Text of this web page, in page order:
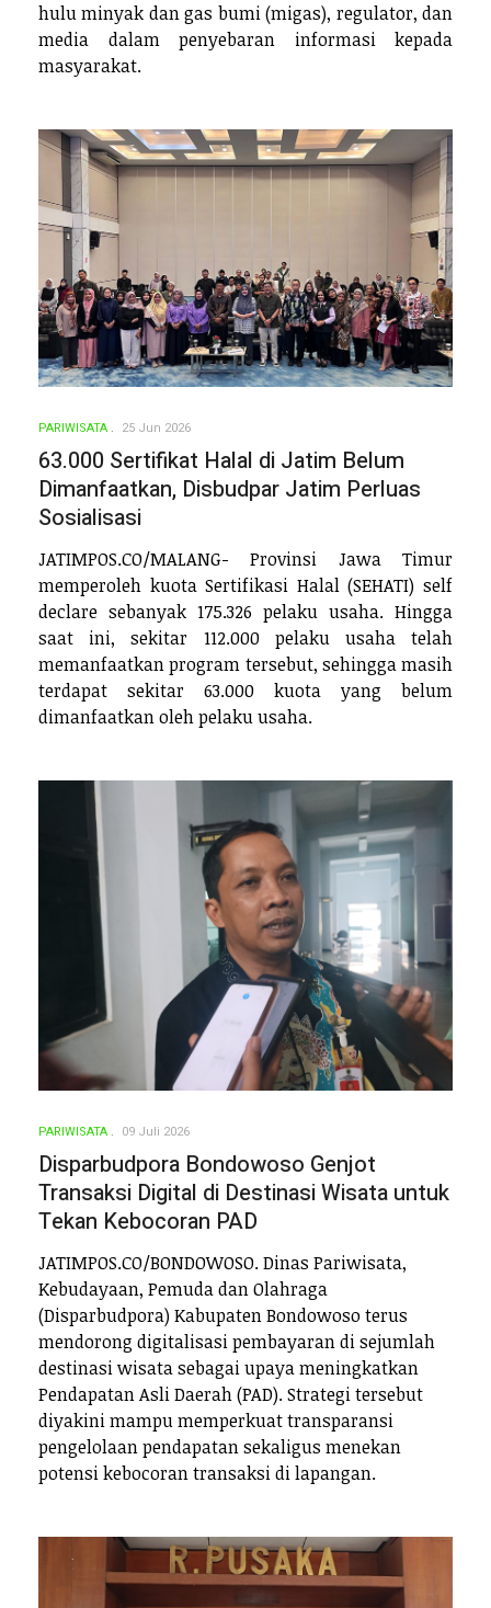
hulu minyak dan gas bumi (migas), regulator, dan
media dalam penyebaran informasi kepada
masyarakat.
PARIWISATA 25 Jun 2026
63.000 Sertifikat Halal di Jatim Belum
Dimanfaatkan, Disbudpar Jatim Perluas
Sosialisasi
JATIMPOS.CO/MALANG- Provinsi Jawa Timur
memperoleh kuota Sertifikasi Halal (SEHATI) self
declare sebanyak 175.326 pelaku usaha. Hingga
saat ini, sekitar 112.000 pelaku usaha telah
memanfaatkan program tersebut, sehingga masih
terdapat sekitar 63.000 kuota yang belum
dimanfaatkan oleh pelaku usaha.
PARIWISATA 09 Juli 2026
Disparbudpora Bondowoso Genjot
Transaksi Digital di Destinasi Wisata untuk
Tekan Kebocoran PAD
JATIMPOS.CO/BONDOWOSO. Dinas Pariwisata,
Kebudayaan, Pemuda dan Olahraga
(Disparbudpora) Kabupaten Bondowoso terus
mendorong digitalisasi pembayaran di sejumlah
destinasi wisata sebagai upaya meningkatkan
Pendapatan Asli Daerah (PAD). Strategi tersebut
diyakini mampu memperkuat transparansi
pengelolaan pendapatan sekaligus menekan
potensi kebocoran transaksi di lapangan.